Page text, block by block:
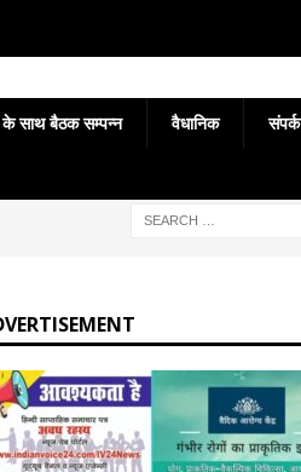
के साथ बैठक सम्पन्न वैधानिक संपर्क